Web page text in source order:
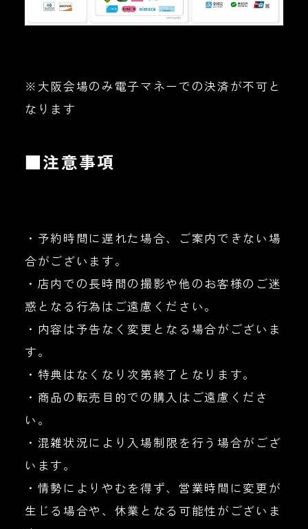
※大阪会場のみ電子マネーでの決済が不可と
なります
■注意事項
・予約時間に遅れた場合、ご案内できない場
合がございます。
・店内での長時間の撮影や他のお客様のご迷
惑となる行為はご遠慮ください。
・内容は予告なく変更となる場合がございま
す。
・特典はなくなり次第終了となります。
・商品の転売目的での購入はご遠慮くださ
い。
・混雑状況により入場制限を行う場合がござ
います。
・情勢によりやむを得ず、営業時間に変更が
生じる場合や、休業となる可能性がございま